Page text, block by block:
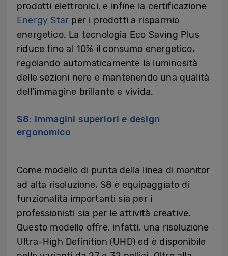
prodotti elettronici, e infine la certificazione
Energy Star per i prodotti a risparmio
energetico. La tecnologia Eco Saving Plus
riduce fino al 10% il consumo energetico,
regolando automaticamente la luminosità
delle sezioni nere e mantenendo una qualità
dell’immagine brillante e vivida.
S8: immagini superiori e design
ergonomico
Come modello di punta della linea di monitor
ad alta risoluzione, S8 è equipaggiato di
funzionalità importanti sia per i
professionisti sia per le attività creative.
Questo modello offre, infatti, una risoluzione
Ultra-High Definition (UHD) ed è disponibile